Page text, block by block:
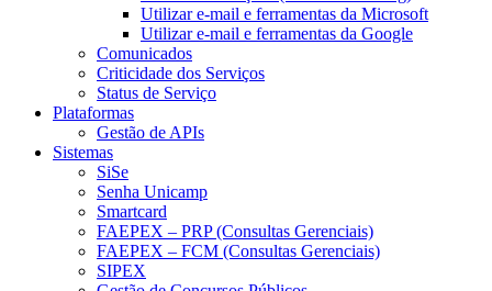
Utilizar e-mail e ferramentas da Microsoft
Utilizar e-mail e ferramentas da Google
Comunicados
Criticidade dos Serviços
Status de Serviço
Plataformas
Gestão de APIs
Sistemas
SiSe
Senha Unicamp
Smartcard
FAEPEX – PRP (Consultas Gerenciais)
FAEPEX – FCM (Consultas Gerenciais)
SIPEX